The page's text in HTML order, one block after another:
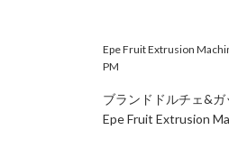
Epe Fruit Extrusion
PM
ブランドドルチェ&
Epe Fruit Extrusion